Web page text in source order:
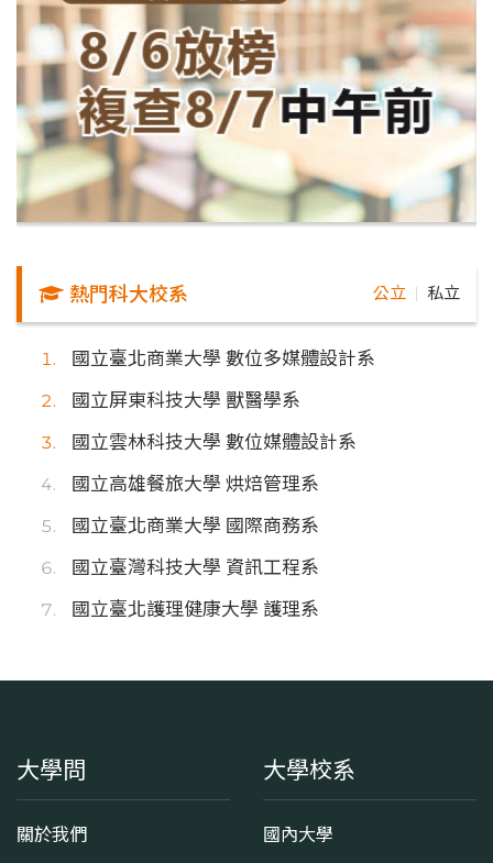
熱門科大校系 公立 私立
國立臺北商業大學 數位多媒體設計系
國立屏東科技大學 獸醫學系
國立雲林科技大學 數位媒體設計系
國立高雄餐旅大學 烘焙管理系
國立臺北商業大學 國際商務系
國立臺灣科技大學 資訊工程系
國立臺北護理健康大學 護理系
大學問
關於我們
大學校系
國內大學